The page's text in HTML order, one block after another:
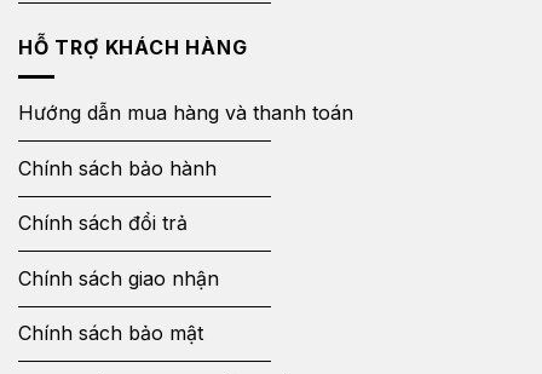
HỖ TRỢ KHÁCH HÀNG
Hướng dẫn mua hàng và thanh toán
Chính sách bảo hành
Chính sách đổi trả
Chính sách giao nhận
Chính sách bảo mật